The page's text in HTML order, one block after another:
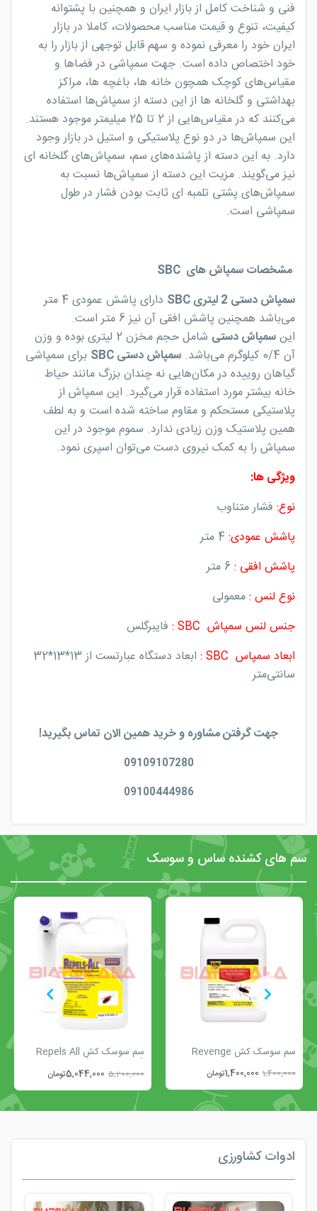
فنی و شناخت کامل از بازار ایران و همچنین با پشتوانه
کیفیت، تنوع و قیمت مناسب محصولات، کاملا در بازار
ایران خود را معرفی نموده و سهم قابل توجهی از بازار را به
خود اختصاص داده است. جهت سمپاشی در فضاها و
مقیاس‌های کوچک همچون خانه‌ ها، باغچه‌ ها، مراکز
بهداشتی و گلخانه‌ ها از این دسته از سمپاش‌ها استفاده
می‌کنند که در مقیاس‌هایی از 2 تا 25 میلیمتر موجود هستند.
این سمپاش‌ها در دو نوع پلاستیکی و استیل در بازار وجود
دارد. به این دسته از پاشنده‌های سم، سمپاش‌های گلخانه‌ ای
نیز می‌گویند. مزیت این دسته از سمپاش‌ها نسبت به
سمپاش‌های پشتی تلمبه‌ ای ثابت بودن فشار در طول
سمپاشی است.
مشخصات سمپاش های SBC
سمپاش دستی 2 لیتری SBC
دارای پاشش عمودی 4 متر
می‌باشد همچنین پاشش افقی آن نیز 6 متر است.
اینسمپاش دستی
شامل حجم مخزن 2 لیتری بوده و وزن
آن 0/4 کیلوگرم می‌باشد.
سمپاش دستی SBC
برای سمپاشی
گیاهان روییده در مکان‌هایی نه‌ چندان بزرگ مانند حیاط
خانه بیشتر مورد استفاده قرار می‌گیرد. این سمپاش از
پلاستیکی مستحکم و مقاوم ساخته شده است و به‌ لطف
همین پلاستیک وزن زیادی ندارد. سموم موجود در این
سمپاش را به کمک نیروی دست می‌توان اسپری نمود.
ویژگی ها:
نوع: فشار متناوب
پاشش عمودی:
پاشش افقی : 6 متر
نوع لنس :معمولی
جنس لنس سمپاش SBC :
فایبرگلس
ابعاد سمپاس SBC :
ابعاد دستگاه عبارتست از 13*13*32
سانتی‌متر
جهت گرفتن مشاوره و خرید همین الان تماس بگیرید!
09109107280
09100444986
سم های کشنده ساس و سوسک
سم سوسک کش Revenge
1,400,000
1,400,000تومان
سم سوسک کش Repels All
(بطری 4 لیتری)
5,200,000
5,044,000تومان
ادوات کشاورزی